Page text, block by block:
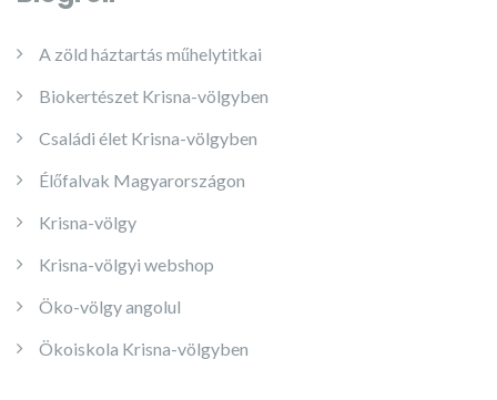
A zöld háztartás műhelytitkai
Biokertészet Krisna-völgyben
Családi élet Krisna-völgyben
Élőfalvak Magyarországon
Krisna-völgy
Krisna-völgyi webshop
Öko-völgy angolul
Ökoiskola Krisna-völgyben